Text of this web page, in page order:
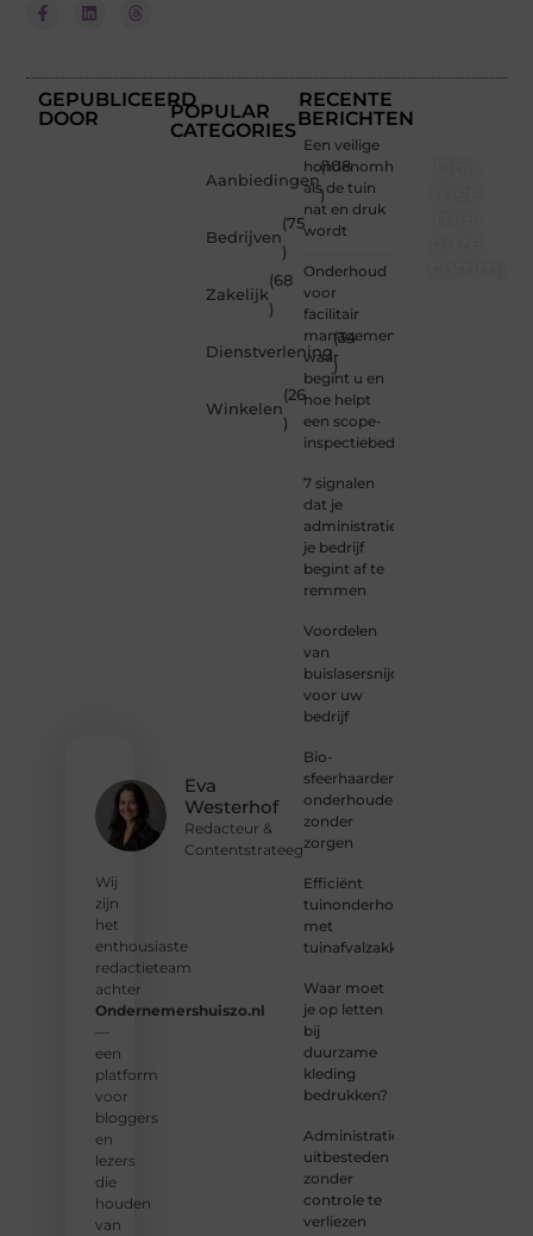
GEPUBLICEERD
DOOR
Eva
Westerhof
Redacteur &
Contentstrateeg
Wij
zijn
het
enthousiaste
redactieteam
achter
Ondernemershuiszo.nl
—
een
platform
voor
bloggers
en
lezers
die
houden
van
POPULAR
CATEGORIES
Aanbiedingen
(108
)
Bedrijven
(75
)
Zakelijk
(68
)
Dienstverlening
(34
)
Winkelen
(26
)
RECENTE
BERICHTEN
Een veilige
hondenomheining
als de tuin
nat en druk
wordt
Onderhoud
voor
facilitair
management:
waar
begint u en
hoe helpt
een scope-
inspectiebedrijf?
7 signalen
dat je
administratie
je bedrijf
begint af te
remmen
Voordelen
van
buislasersnijden
voor uw
bedrijf
Bio-
sfeerhaarden
onderhouden
zonder
zorgen
Efficiënt
tuinonderhoud
met
tuinafvalzakken
Waar moet
je op letten
bij
duurzame
kleding
bedrukken?
Administratie
uitbesteden
zonder
controle te
verliezen